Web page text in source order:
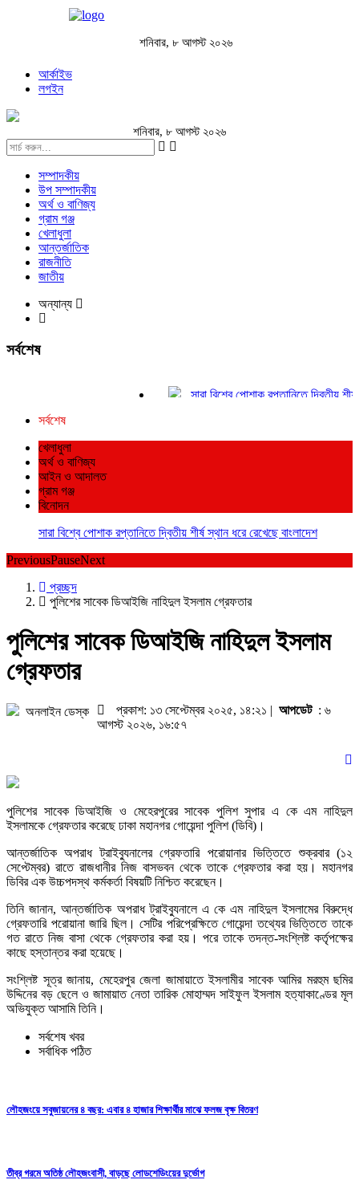
আর্কাইভ
লগইন
শনিবার, ৮ আগস্ট ২০২৬
শনিবার, ৮ আগস্ট ২০২৬
সম্পাদকীয়
উপ সম্পাদকীয়
অর্থ ও বাণিজ্য
গ্রাম গঞ্জ
খেলাধুলা
আন্তর্জাতিক
রাজনীতি
জাতীয়
অন্যান্য
সর্বশেষ
সারা বিশ্বে পোশাক রপ্তানিতে দ্বিতীয় শীর্ষ
আশ্রয়কেন্দ্রে যাচ্ছে ফেনীর মানুষ
অন্ধকারে লুকিয়ে আছে এক ভয়ংকর সত্য:
আল্লাহ আপনাদের বিচার করবেন: ডিপজল
সর্বশেষ
খেলাধুলা
অর্থ ও বাণিজ্য
আইন ও আদালত
গ্রাম গঞ্জ
বিনোদন
সারা বিশ্বে পোশাক রপ্তানিতে দ্বিতীয় শীর্ষ স্থান ধরে রেখেছে বাংলাদেশ
PreviousPauseNext
প্রচ্ছদ
পুলিশের সাবেক ডিআইজি নাহিদুল ইসলাম গ্রেফতার
পুলিশের সাবেক ডিআইজি নাহিদুল ইসলাম
গ্রেফতার
অনলাইন ডেস্ক প্রকাশ: ১৩ সেপ্টেম্বর ২০২৫, ১৪:২১ | আপডেট: ৬
আগস্ট ২০২৬, ১৬:৫৭
পুলিশের সাবেক ডিআইজি ও মেহেরপুরের সাবেক পুলিশ সুপার এ কে এম নাহিদুল
ইসলামকে গ্রেফতার করেছে ঢাকা মহানগর গোয়েন্দা পুলিশ (ডিবি)।
আন্তর্জাতিক অপরাধ ট্রাইব্যুনালের গ্রেফতারি পরোয়ানার ভিত্তিতে শুক্রবার (১২
সেপ্টেম্বর) রাতে রাজধানীর নিজ বাসভবন থেকে তাকে গ্রেফতার করা হয়। মহানগর
ডিবির এক উচ্চপদস্থ কর্মকর্তা বিষয়টি নিশ্চিত করেছেন।
তিনি জানান, আন্তর্জাতিক অপরাধ ট্রাইব্যুনালে এ কে এম নাহিদুল ইসলামের বিরুদ্ধে
গ্রেফতারি পরোয়ানা জারি ছিল। সেটির পরিপ্রেক্ষিতে গোয়েন্দা তথ্যের ভিত্তিতে তাকে
গত রাতে নিজ বাসা থেকে গ্রেফতার করা হয়। পরে তাকে তদন্ত-সংশ্লিষ্ট কর্তৃপক্ষের
কাছে হস্তান্তর করা হয়েছে।
সংশ্লিষ্ট সূত্র জানায়, মেহেরপুর জেলা জামায়াতে ইসলামীর সাবেক আমির মরহুম ছমির
উদ্দিনের বড় ছেলে ও জামায়াত নেতা তারিক মোহাম্মদ সাইফুল ইসলাম হত্যাকাণ্ডের মূল
অভিযুক্ত আসামি তিনি।
সর্বশেষ খবর
সর্বাধিক পঠিত
লৌহজংয়ে সবুজায়নের ৪ বছর: এবার ৪ হাজার শিক্ষার্থীর মাঝে ফলজ বৃক্ষ বিতরণ
তীব্র গরমে অতিষ্ঠ লৌহজংবাসী, বাড়ছে লোডশেডিংয়ের দুর্ভোগ